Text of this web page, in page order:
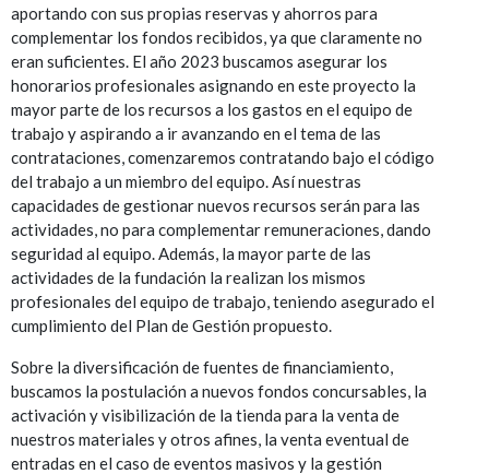
aportando con sus propias reservas y ahorros para
complementar los fondos recibidos, ya que claramente no
eran suficientes. El año 2023 buscamos asegurar los
honorarios profesionales asignando en este proyecto la
mayor parte de los recursos a los gastos en el equipo de
trabajo y aspirando a ir avanzando en el tema de las
contrataciones, comenzaremos contratando bajo el código
del trabajo a un miembro del equipo. Así nuestras
capacidades de gestionar nuevos recursos serán para las
actividades, no para complementar remuneraciones, dando
seguridad al equipo. Además, la mayor parte de las
actividades de la fundación la realizan los mismos
profesionales del equipo de trabajo, teniendo asegurado el
cumplimiento del Plan de Gestión propuesto.
Sobre la diversificación de fuentes de financiamiento,
buscamos la postulación a nuevos fondos concursables, la
activación y visibilización de la tienda para la venta de
nuestros materiales y otros afines, la venta eventual de
entradas en el caso de eventos masivos y la gestión